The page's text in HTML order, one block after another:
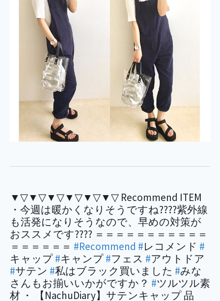
▼▽▼▽▼▽▼▽▼▽▼▽ Recommend ITEM
・今週は暖かくなりそうですね????紫外線
も活発になりそうなので、早めの対策が
おススメです???? ＝＝＝＝＝＝＝＝＝＝＝
＝＝＝＝＝＝ #Recommend #レコメンド #
キャップ#キャンプ#フェス #アウトドア
#サテン #私はブラック買いました #みな
さんもお揃いいかがですか？ #ツルツル素
材 ・ 【NachuDiary】サテンキャップ 品